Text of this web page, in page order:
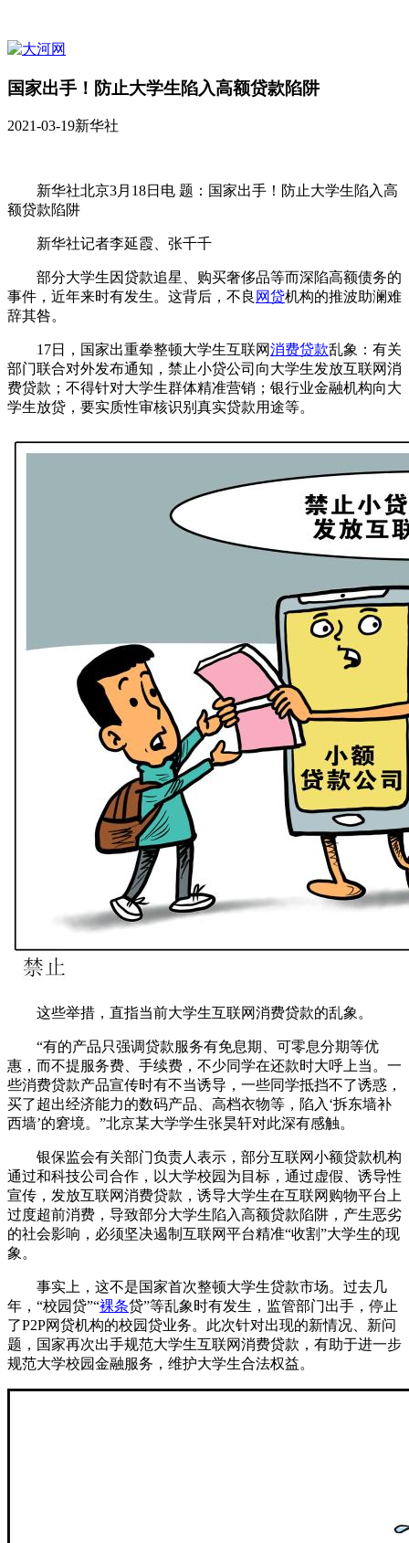
国家出手！防止大学生陷入高额贷款陷阱
2021-03-19新华社
新华社北京3月18日电 题：国家出手！防止大学生陷入高
额贷款陷阱
新华社记者李延霞、张千千
部分大学生因贷款追星、购买奢侈品等而深陷高额债务的
事件，近年来时有发生。这背后，不良 网贷机构的推波助澜难
辞其咎。
17日，国家出重拳整顿大学生互联网消费贷款乱象：有关
部门联合对外发布通知，禁止小贷公司向大学生发放互联网消
费贷款；不得针对大学生群体精准营销；银行业金融机构向大
学生放贷，要实质性审核识别真实贷款用途等。
这些举措，直指当前大学生互联网消费贷款的乱象。
“有的产品只强调贷款服务有免息期、可零息分期等优
惠，而不提服务费、手续费，不少同学在还款时大呼上当。一
些消费贷款产品宣传时有不当诱导，一些同学抵挡不了诱惑，
买了超出经济能力的数码产品、高档衣物等，陷入‘拆东墙补
西墙’的窘境。”北京某大学学生张昊轩对此深有感触。
银保监会有关部门负责人表示，部分互联网小额贷款机构
通过和科技公司合作，以大学校园为目标，通过虚假、诱导性
宣传，发放互联网消费贷款，诱导大学生在互联网购物平台上
过度超前消费，导致部分大学生陷入高额贷款陷阱，产生恶劣
的社会影响，必须坚决遏制互联网平台精准“收割”大学生的现
象。
事实上，这不是国家首次整顿大学生贷款市场。过去几
年，“校园贷”“裸条贷”等乱象时有发生，监管部门出手，停止
了P2P网贷机构的校园贷业务。此次针对出现的新情况、新问
题，国家再次出手规范大学生互联网消费贷款，有助于进一步
规范大学校园金融服务，维护大学生合法权益。